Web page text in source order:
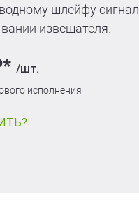
шлейфу
извещателя.
/шт.
исполнения